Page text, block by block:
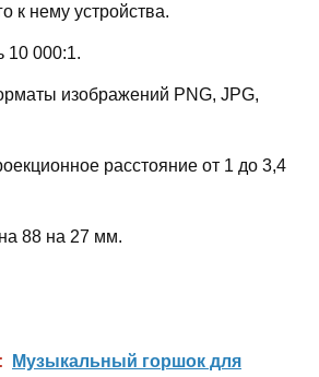
к нему устройства.
10 000:1.
изображений PNG, JPG,
расстояние от 1 до 3,4
88 на 27 мм.
Музыкальный горшок для